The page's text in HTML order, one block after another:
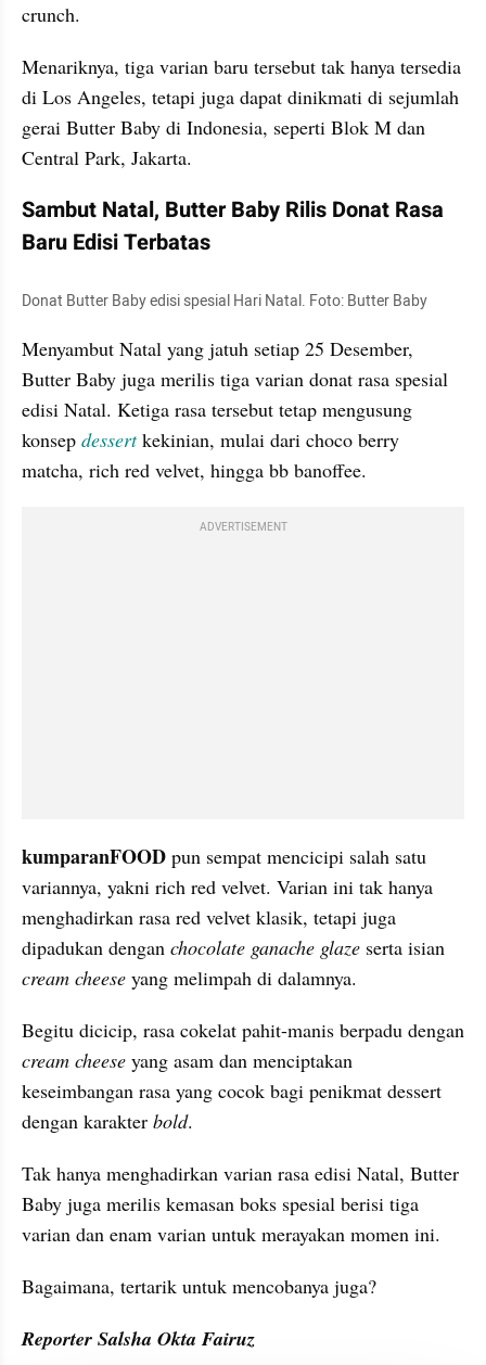
crunch.
Menariknya, tiga varian baru tersebut tak hanya tersedia
di Los Angeles, tetapi juga dapat dinikmati di sejumlah
gerai Butter Baby di Indonesia, seperti Blok M dan
Central Park, Jakarta.
Sambut Natal, Butter Baby Rilis Donat Rasa
Baru Edisi Terbatas
Donat Butter Baby edisi spesial Hari Natal. Foto: Butter Baby
Menyambut Natal yang jatuh setiap 25 Desember,
Butter Baby juga merilis tiga varian donat rasa spesial
edisi Natal. Ketiga rasa tersebut tetap mengusung
konsep dessert kekinian, mulai dari choco berry
matcha, rich red velvet, hingga bb banoffee.
ADVERTISEMENT
kumparanFOOD pun sempat mencicipi salah satu
variannya, yakni rich red velvet. Varian ini tak hanya
menghadirkan rasa red velvet klasik, tetapi juga
dipadukan dengan chocolate ganache glaze
cream cheese yang melimpah di dalamnya.
Begitu dicicip, rasa cokelat pahit-manis berpadu dengan
cream cheese yang asam dan menciptakan
keseimbangan rasa yang cocok bagi penikmat dessert
dengan karakter bold.
Tak hanya menghadirkan varian rasa edisi Natal, Butter
Baby juga merilis kemasan boks spesial berisi tiga
varian dan enam varian untuk merayakan momen ini.
Bagaimana, tertarik untuk mencobanya juga?
Reporter Salsha Okta Fairuz